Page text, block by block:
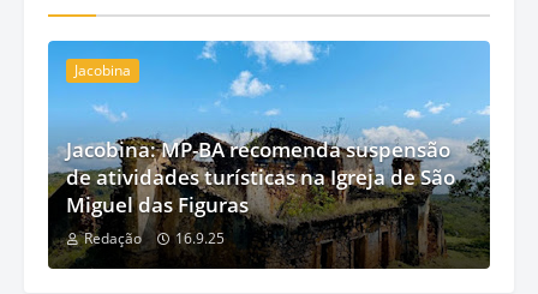
Jacobina
Jacobina: MP-BA recomenda suspensão
de atividades turísticas na Igreja de São
Miguel das Figuras
Redação 16.9.25